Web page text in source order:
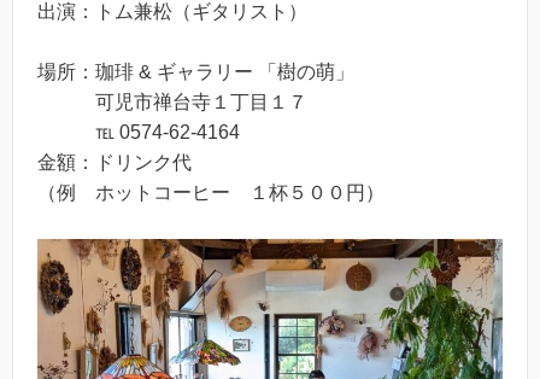
出演：トム兼松（ギタリスト）
場所：珈琲 & ギャラリー 「樹の萌」
可児市禅台寺１丁目１７
℡ 0574-62-4164
金額：ドリンク代
（例 ホットコーヒー １杯５００円）